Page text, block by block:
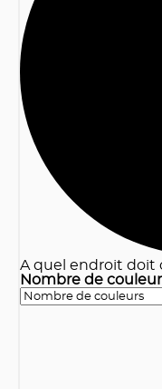
A quel endroit doit
Nombre de